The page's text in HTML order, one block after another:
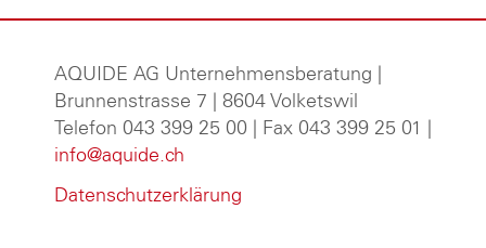
AQUIDE AG Unternehmensberatung
Brunnenstrasse 7 | 8604 Volketswil
Telefon 043 399 25 00 | Fax 043 399 25 01 |
info@aquide.ch
Datenschutzerklärung